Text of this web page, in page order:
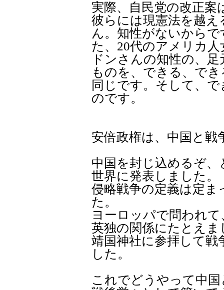
実際、自民党の改正
彼らには現憲法を越
ん。知性がないから
た、20代のアメリカ
ドンさんの知性の、
ものを、できる、で
同じです。そして、
のです。
安倍政権は、中国と
中国を封じ込めるぞ
世界に発表しました。
侵略戦争の定義は定
た。
ヨーロッパで問われ
英独の関係にたとえま
靖国神社に参拝して戦
した。
これでどうやって中